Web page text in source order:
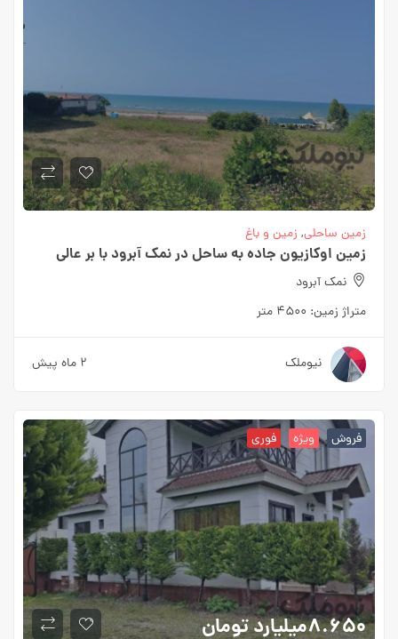
زمین ساحلی, زمین و باغ
زمین اوکازیون جاده به ساحل در نمک آبرود با بر عالی
نمک آبرود
متراژ زمین: ۴۵۰۰ متر
نیوملک ۲ ماه پیش
فروش ویژه فوری
۸.۶۵۰میلیارد تومان